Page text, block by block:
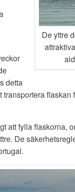
De yttre
detta
att fylla flaskorna,
De